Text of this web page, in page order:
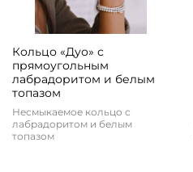
Кольцо «Дуо» с
прямоугольным
лабрадоритом и белым
топазом
Несмыкаемое кольцо с
лабрадоритом и белым
топазом